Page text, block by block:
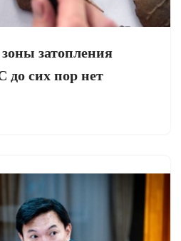
затопления
до сих пор нет